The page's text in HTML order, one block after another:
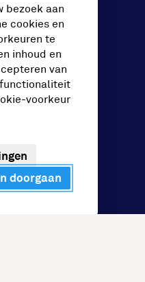
en lease
en horeca
bezoek aan
cookies en
te
inhoud en
van
voorkeur
doorgaan